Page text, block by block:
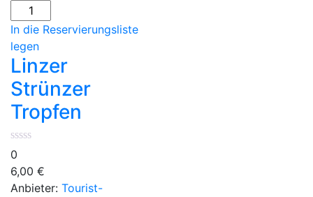
Linzer
Strünzer
Tropfen
Menge
In die Reservierungsliste
legen
Linzer
Strünzer
Tropfen
0
6,00 €
Anbieter: Tourist-